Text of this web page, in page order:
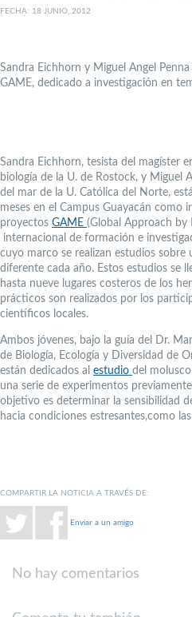
FECHA: 18 JUNIO, 2012
Sandra Eichhorn y Miguel Angel
GAME, dedicado a investigación en
Sandra Eichhorn, tesista del magíster
biología de la U. de Rostock, y Miguel
del mar de la U. Católica del Norte,
meses en el Campus Guayacán como
proyectos GAME (Global Approach by
internacional de formación e
cuyo marco se realizan estudios sobre
diferente cada año. Estos estudios se
hasta nueve lugares costeros de los
prácticos son realizados por los
científicos locales.
Ambos jóvenes, bajo la guía del Dr.
de Biología, Ecología y Diversidad de
están dedicados al estudio del
una serie de experimentos
objetivo es determinar la sensibilidad
hacia condiciones estresantes,como
COMPARTIR LA NOTICIA A TRAVÉS DE:
Enviar a un amigo
No hay comentarios